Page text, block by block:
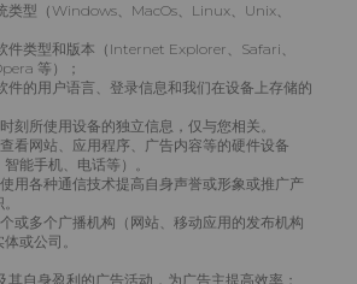
类型（Windows、MacOs、Linux、Unix、
件类型和版本（Internet Explorer、Safari、
等）；
的用户语言、登录信息和我们在设备上存储的
刻所使用设备的独立信息，仅与您相关。
看网站、应用程序、广告内容等的硬件设备
能手机、电话等）。
用各种通信技术提高自身声誉或形象或推广产
或多个广播机构（网站、移动应用的发布机构
或公司。
自身盈利的广告活动，为广告主提高效率；